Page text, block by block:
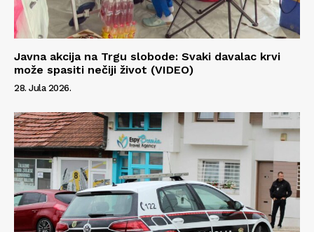
Javna akcija na Trgu slobode: Svaki davalac krvi
može spasiti nečiji život (VIDEO)
28. Jula 2026.